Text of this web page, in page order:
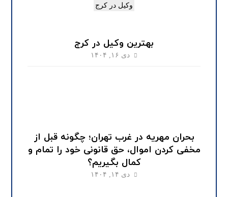
بهترین وکیل در کرج
دی ۱۶, ۱۴۰۴
بحران مهریه در غرب تهران؛ چگونه قبل از
مخفی کردن اموال، حق قانونی خود را تمام و
کمال بگیریم؟
دی ۱۴, ۱۴۰۴